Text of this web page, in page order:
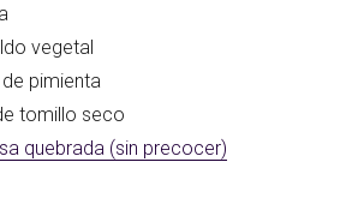
vegetal
pimienta
tomillo seco
quebrada (sin precocer)